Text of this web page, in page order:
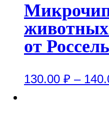
от
130.00 ₽ –